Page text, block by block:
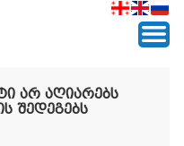
არ აღიარებს
შედეგებს